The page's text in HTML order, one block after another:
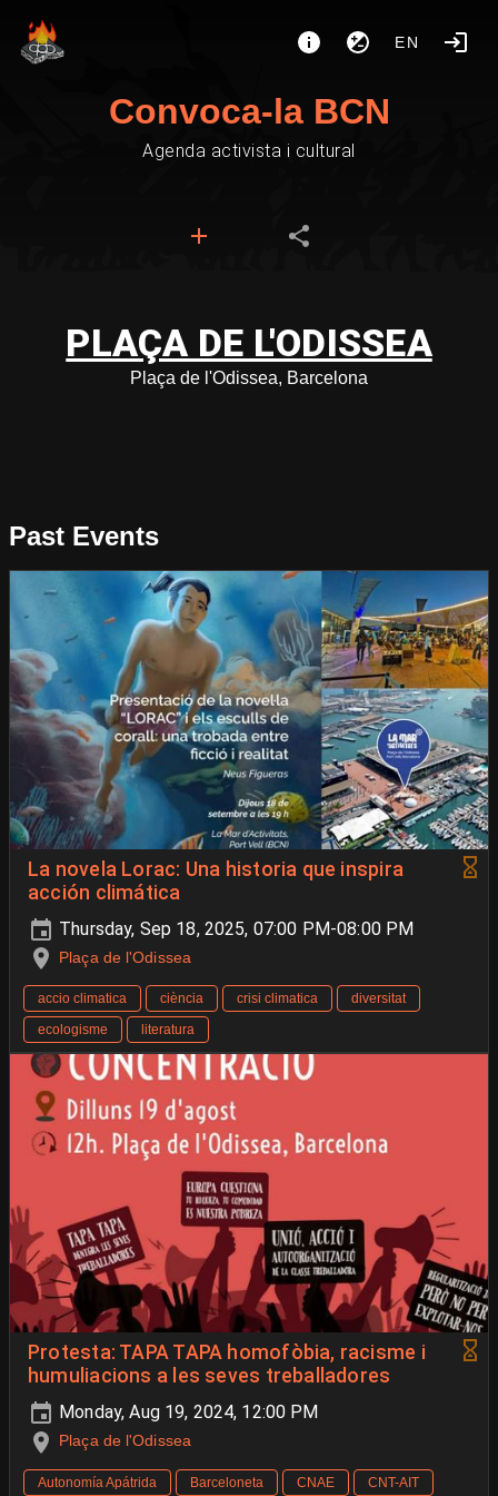
EN
Convoca-la BCN
Agenda activista i cultural
PLAÇA DE L'ODISSEA
Plaça de l'Odissea, Barcelona
Past Events
La novela Lorac: Una historia que inspira
acción climática
Thursday, Sep 18, 2025, 07:00 PM-08:00 PM
Plaça de l'Odissea
accio climatica ciència crisi climatica
diversitat
ecologisme
literatura
Protesta: TAPA TAPA homofòbia, racisme i
humuliacions a les seves treballadores
Monday, Aug 19, 2024, 12:00 PM
Plaça de l'Odissea
Autonomía Apátrida Barceloneta CNAE CNT-AIT